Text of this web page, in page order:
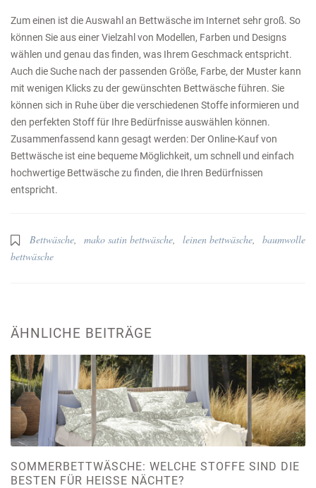
Zum einen ist die Auswahl an Bettwäsche im Internet sehr groß. So
können Sie aus einer Vielzahl von Modellen, Farben und Designs
wählen und genau das finden, was Ihrem Geschmack entspricht.
Auch die Suche nach der passenden Größe, Farbe, der Muster kann
mit wenigen Klicks zu der gewünschten Bettwäsche führen. Sie
können sich in Ruhe über die verschiedenen Stoffe informieren und
den perfekten Stoff für Ihre Bedürfnisse auswählen können.
Zusammenfassend kann gesagt werden: Der Online-Kauf von
Bettwäsche ist eine bequeme Möglichkeit, um schnell und einfach
hochwertige Bettwäsche zu finden, die Ihren Bedürfnissen
entspricht.
Bettwäsche mako satin bettwäsche leinen bettwäsche
baumwolle
bettwäsche
ÄHNLICHE BEITRÄGE
SOMMERBETTWÄSCHE: WELCHE STOFFE SIND DIE
BESTEN FÜR HEISSE NÄCHTE?